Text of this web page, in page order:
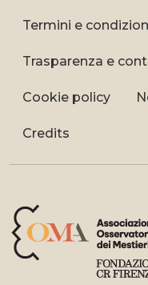
Termini e
Trasparenza e
Cookie policy
Credits